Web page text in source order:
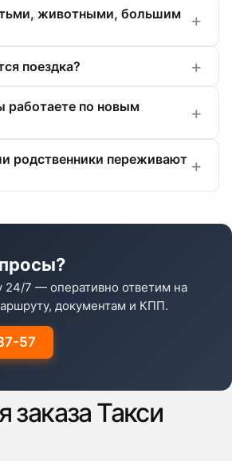
животными, большим
поездка?
работаете по новым
родственники переживают
24/7 — оперативно ответим на
документам и КПП.
57
заказа Такси